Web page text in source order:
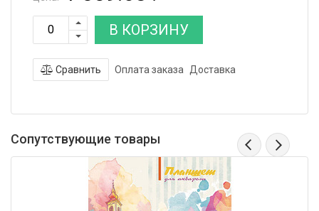
В КОРЗИНУ
Сравнить Оплата заказа Доставка
Сопутствующие товары